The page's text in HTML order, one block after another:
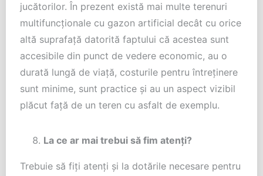
jucătorilor. În prezent există mai multe terenuri
multifuncționale cu gazon artificial decât cu orice
altă suprafață datorită faptului că acestea sunt
accesibile din punct de vedere economic, au o
durată lungă de viață, costurile pentru întreținere
sunt minime, sunt practice și au un aspect vizibil
plăcut față de un teren cu asfalt de exemplu.
La ce ar mai trebui să fim atenți?
Trebuie să fiți atenți și la dotările necesare pentru